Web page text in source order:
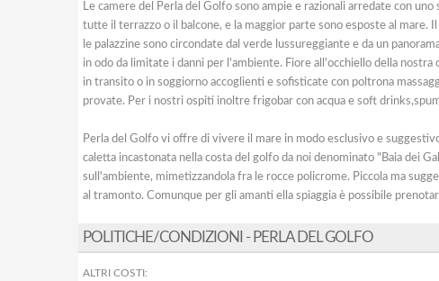
Le camere del Perla del Golfo sono ampie e razionali arredate con
tutte il terrazzo o il balcone, e la maggior parte sono esposte al
le palazzine sono circondate dal verde lussureggiante e da un
in odo da limitate i danni per l'ambiente. Fiore all'occhiello della
in transito o in soggiorno accoglienti e sofisticate con poltrona
provate. Per i nostri ospiti inoltre frigobar con acqua e soft
Perla del Golfo vi offre di vivere il mare in modo esclusivo e
caletta incastonata nella costa del golfo da noi denominato "Baia dei
sull'ambiente, mimetizzandola fra le rocce policrome. Piccola ma
al tramonto. Comunque per gli amanti ella spiaggia è possibile
POLITICHE/CONDIZIONI - PERLA DEL GOLFO
ALTRI COSTI: